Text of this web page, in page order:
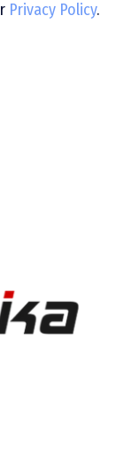
Privacy Policy.